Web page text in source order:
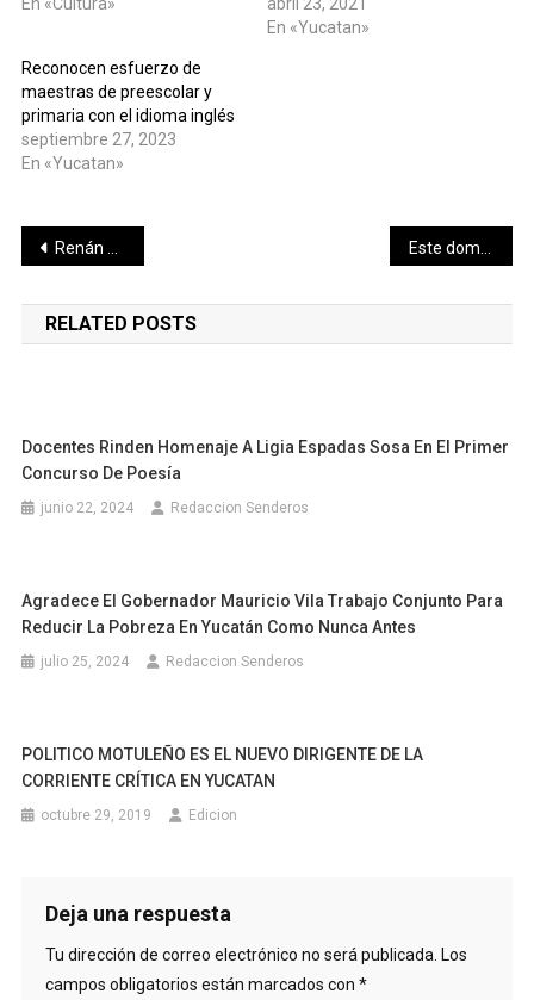
En «Yucatan»
Reconocen esfuerzo de
maestras de preescolar y
primaria con el idioma inglés
septiembre 27, 2023
En «Yucatan»
Navegación
de
entradas
Renán Barrera encabeza los trabajos de las 21 ciudades que integran la Asociación de Ciudades Capitales de México
RELATED POSTS
Docentes Rinden Homenaje A Ligia Espadas Sosa En El Primer
Concurso De Poesía
junio 22, 2024 Redaccion Senderos
Agradece El Gobernador Mauricio Vila Trabajo Conjunto Para
Reducir La Pobreza En Yucatán Como Nunca Antes
julio 25, 2024 Redaccion Senderos
POLITICO MOTULEÑO ES EL NUEVO DIRIGENTE DE LA
CORRIENTE CRÍTICA EN YUCATAN
octubre 29, 2019 Edicion
Deja una respuesta
Tu dirección de correo electrónico no será publicada. Los
campos obligatorios están marcados con *